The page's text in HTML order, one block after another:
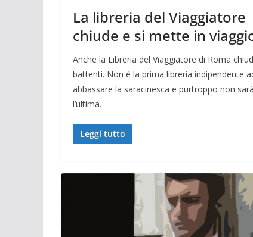
La libreria del Viaggiatore
chiude e si mette in
Anche la Libreria del Viaggiatore di Roma
battenti. Non è la prima libreria indipendente
abbassare la saracinesca e purtroppo non sarà
l’ultima.
Leggi tutto